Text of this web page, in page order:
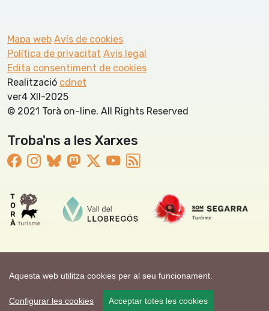
Aquesta web utilitza cookies per al seu funcionament.
Configurar les cookies Acceptar totes les cookies
Mapa web Avís de cookies
Política de privacitat Avís legal
Edita consentiment de cookies
Realització cdnet
ver4 XII-2025
© 2021 Torà on-line. All Rights Reserved
Troba'ns a les Xarxes